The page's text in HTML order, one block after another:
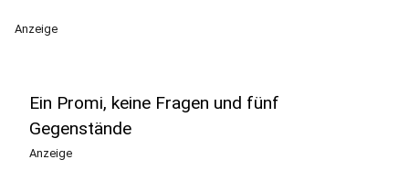
Anzeige
Ein Promi, keine Fragen und fünf
Gegenstände
Anzeige